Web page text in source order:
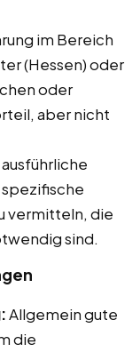
im Bereich
(Hessen) oder
oder
aber nicht
vermitteln, die
sind.
Allgemein gute
die